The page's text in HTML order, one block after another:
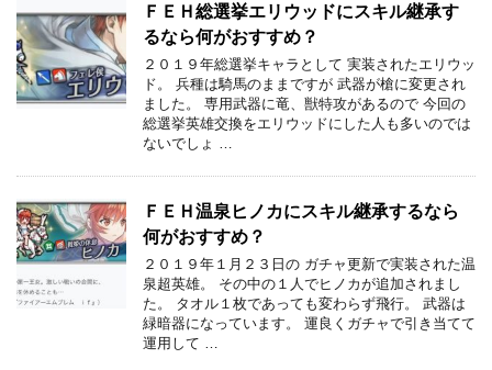
ＦＥＨ総選挙エリウッドにスキル継承す
るなら何がおすすめ？
２０１９年総選挙キャラとして 実装されたエリウッ
ド。 兵種は騎馬のままですが 武器が槍に変更され
ました。 専用武器に竜、獣特攻があるので 今回の
総選挙英雄交換をエリウッドにした人も多いのでは
ないでしょ …
ＦＥＨ温泉ヒノカにスキル継承するなら
何がおすすめ？
２０１９年１月２３日の ガチャ更新で実装された温
泉超英雄。 その中の１人でヒノカが追加されまし
た。 タオル１枚であっても変わらず飛行。 武器は
緑暗器になっています。 運良くガチャで引き当てて
運用して …